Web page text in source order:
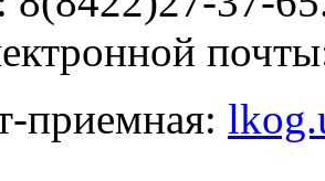
приемная: